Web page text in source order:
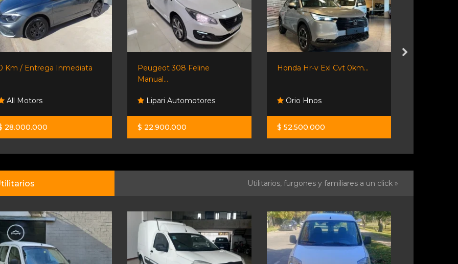
Km / Entrega Inmediata
All Motors
28.000.000
Peugeot 308 Feline
Manual...
Lipari Automotores
$ 22.900.000
Honda Hr-v Exl Cvt 0km...
Orio Hnos
$ 52.500.000
Utilitarios, furgones y familiares a un click »